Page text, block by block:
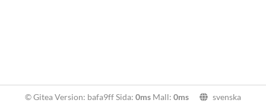
© Gitea Version: bafa9ff Sida:0ms Mall:0ms svenska